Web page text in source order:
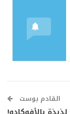
القادم بوست